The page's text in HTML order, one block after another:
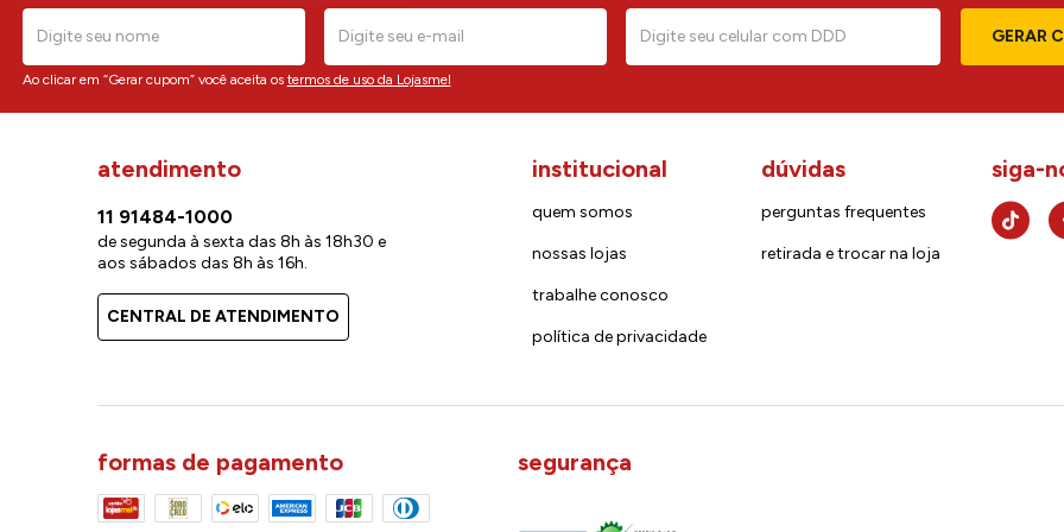
GERAR
Ao clicar em “Gerar cupom” você aceita os termos de uso da Lojasmel
atendimento
11 91484-1000
de segunda à sexta das 8h às 18h30 e
aos sábados das 8h às 16h.
CENTRAL DE ATENDIMENTO
institucional
quem somos
nossas lojas
trabalhe conosco
política de privacidade
dúvidas
perguntas frequentes
retirada e trocar na loja
siga-
formas de pagamento segurança